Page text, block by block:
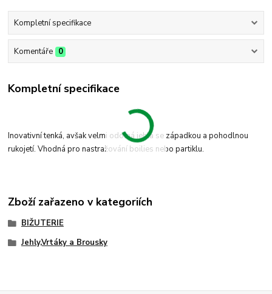
Kompletní specifikace
Komentáře 0
Kompletní specifikace
Inovativní tenká, avšak velmi odolná jehla se západkou a pohodlnou
rukojetí. Vhodná pro nastražování boilies nebo partiklu.
Zboží zařazeno v kategoriích
BIŽUTERIE
Jehly,Vrtáky a Brousky